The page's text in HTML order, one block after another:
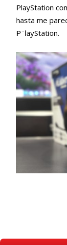
PlayStation
hasta me
P¨layStation.